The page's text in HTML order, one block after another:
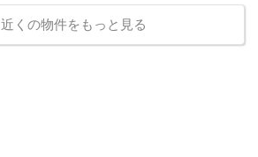
近くの物件をもっと見る